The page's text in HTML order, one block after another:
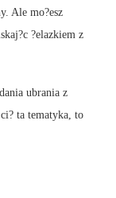
Ale mo?esz
?elazkiem z
ubrania z
ta tematyka, to